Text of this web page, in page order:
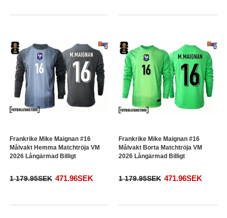
Frankrike Mike Maignan #16
Målvakt Hemma Matchtröja VM
2026 Långärmad Billigt
1 179.95SEK 471.96SEK
Frankrike Mike Maignan #16
Målvakt Borta Matchtröja VM
2026 Långärmad Billigt
1 179.95SEK 471.96SEK